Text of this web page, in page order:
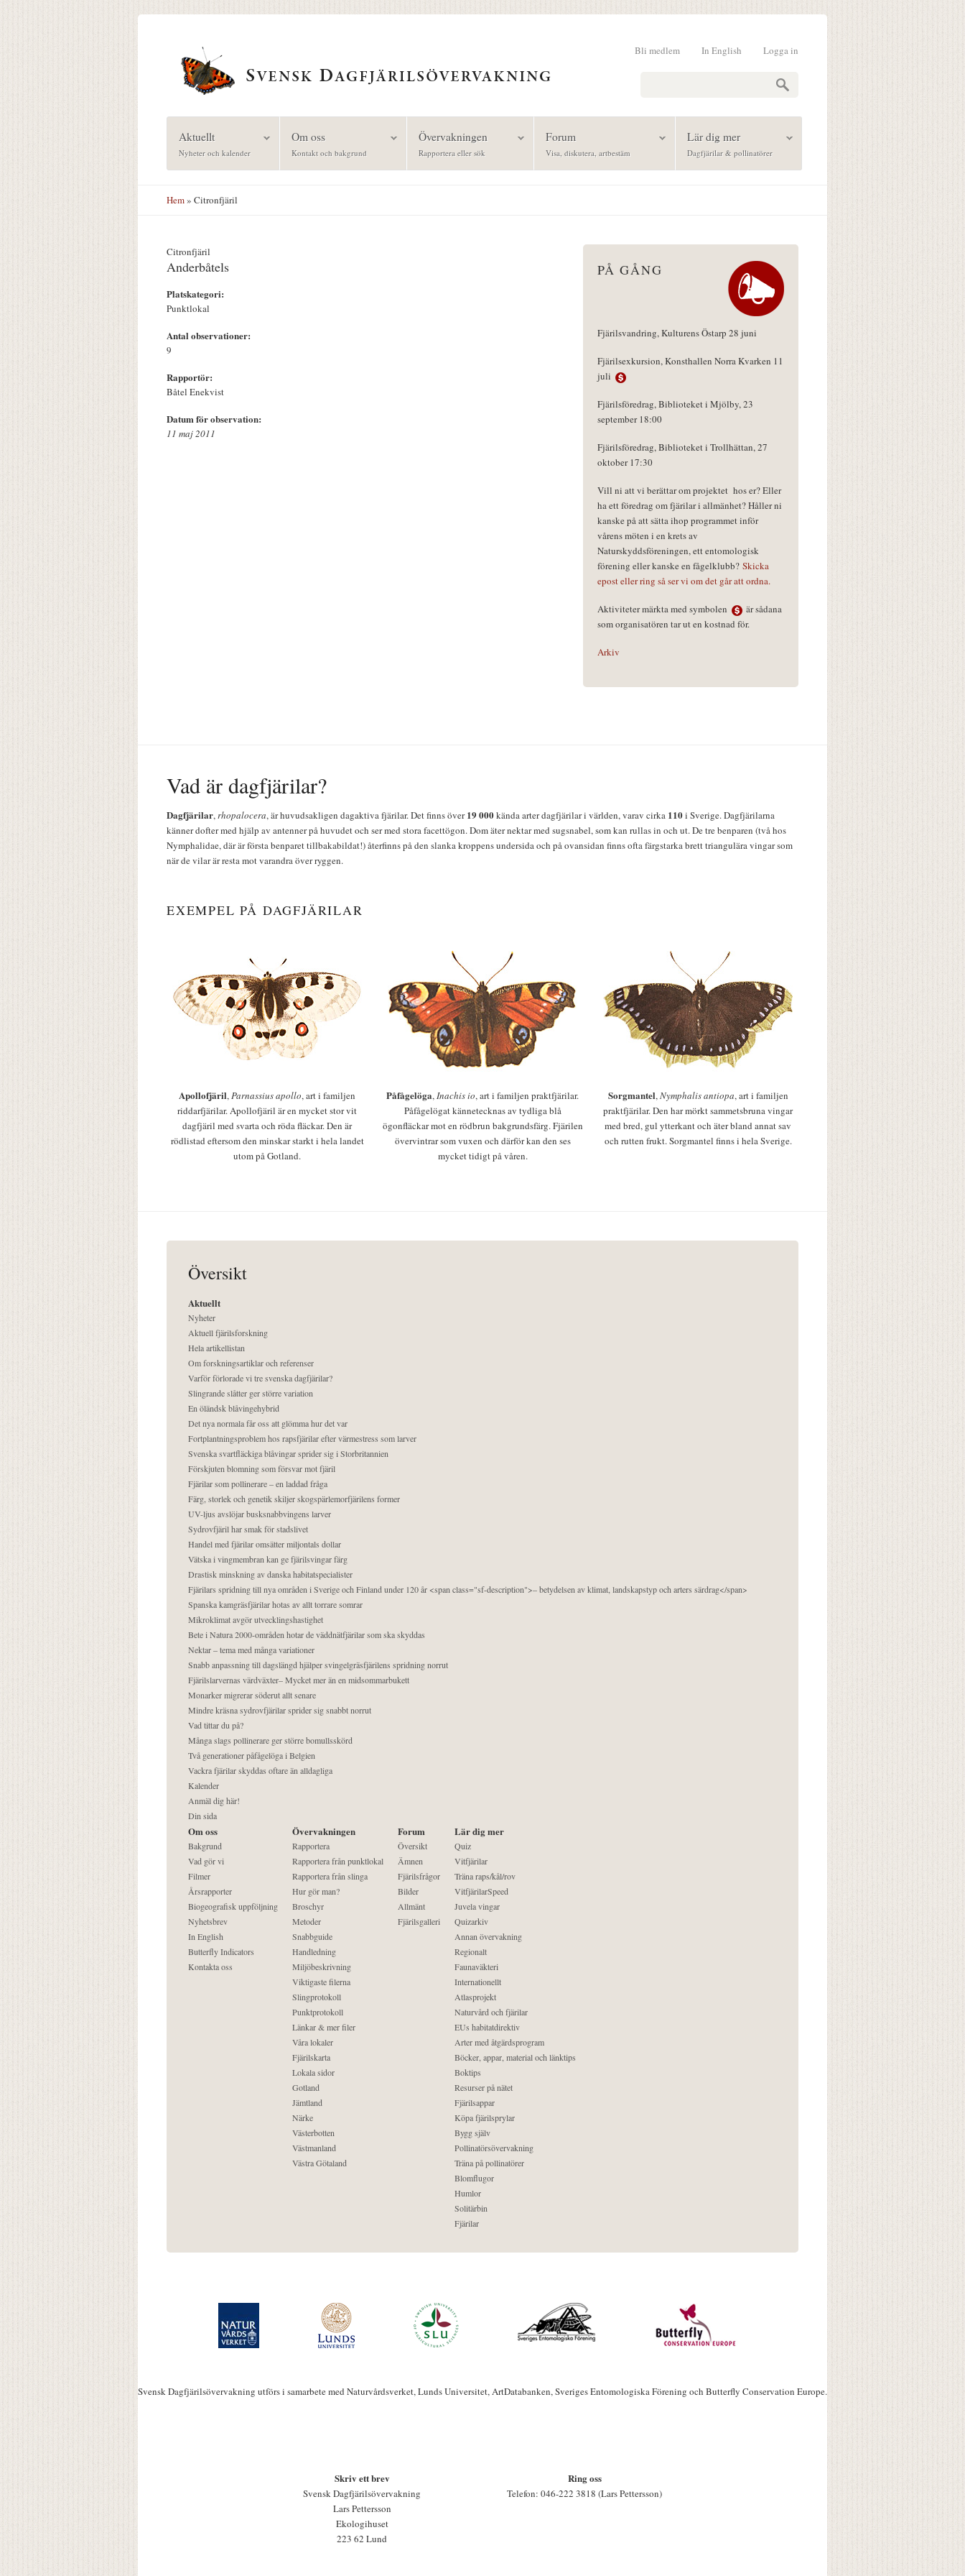
Logga in
In English
Bli medlem
Aktuellt
Nyheter och kalender
Om oss
Kontakt och bakgrund
Övervakningen
Rapportera eller sök
Forum
Visa, diskutera, artbestäm
Lär dig mer
Dagfjärilar & pollinatörer
Hem» Citronfjäril
Citronfjäril
Anderbåtels
Platskategori:
Punktlokal
Antal observationer:
9
Rapportör:
Båtel Enekvist
Datum för observation:
11 maj 2011
PÅ GÅNG
Fjärilsvandring, Kulturens Östarp 28 juni
Fjärilsexkursion, Konsthallen Norra Kvarken 11
juli
Fjärilsföredrag, Biblioteket i Mjölby, 23
september 18:00
Fjärilsföredrag, Biblioteket i Trollhättan, 27
oktober 17:30
Vill ni att vi berättar om projektet hos er? Eller
ha ett föredrag om fjärilar i allmänhet? Håller ni
kanske på att sätta ihop programmet inför
vårens möten i en krets av
Naturskyddsföreningen, ett entomologisk
förening eller kanske en fågelklubb? Skicka
epost eller ring så ser vi om det går att ordna.
Aktiviteter märkta med symbolen
är sådana
som organisatören tar ut en kostnad för.
Arkiv
Vad är dagfjärilar?
Dagfjärilar,rhopalocera, är huvudsakligen dagaktiva fjärilar. Det finns över19 000kända arter dagfjärilar i världen, varav cirka 110i Sverige. Dagfjärilarna
känner dofter med hjälp av antenner på huvudet och ser med stora facettögon. Dom äter nektar med sugsnabel, som kan rullas in och ut. De tre benparen (två hos
Nymphalidae, där är första benparet tillbakabildat!) återfinns på den slanka kroppens undersida och på ovansidan finns ofta färgstarka brett triangulära vingar som
när de vilar är resta mot varandra över ryggen.
EXEMPEL PÅ DAGFJÄRILAR
Apollofjäril,Parnassius apollo, art i familjen
riddarfjärilar. Apollofjäril är en mycket stor vit
dagfjäril med svarta och röda fläckar. Den är
rödlistad eftersom den minskar starkt i hela landet
utom på Gotland.
Påfågelöga,Inachis io, art i familjen praktfjärilar.
Påfågelögat kännetecknas av tydliga blå
ögonfläckar mot en rödbrun bakgrundsfärg. Fjärilen
övervintrar som vuxen och därför kan den ses
mycket tidigt på våren.
Sorgmantel,Nymphalis antiopa, art i familjen
praktfjärilar. Den har mörkt sammetsbruna vingar
med bred, gul ytterkant och äter bland annat sav
och rutten frukt. Sorgmantel finns i hela Sverige.
Översikt
Aktuellt
Nyheter
Aktuell fjärilsforskning
Hela artikellistan
Om forskningsartiklar och referenser
Varför förlorade vi tre svenska dagfjärilar?
Slingrande slåtter ger större variation
En öländsk blåvingehybrid
Det nya normala får oss att glömma hur det var
Fortplantningsproblem hos rapsfjärilar efter värmestress som larver
Svenska svartfläckiga blåvingar sprider sig i Storbritannien
Förskjuten blomning som försvar mot fjäril
Fjärilar som pollinerare – en laddad fråga
Färg, storlek och genetik skiljer skogspärlemorfjärilens former
UV-ljus avslöjar busksnabbvingens larver
Sydrovfjäril har smak för stadslivet
Handel med fjärilar omsätter miljontals dollar
Vätska i vingmembran kan ge fjärilsvingar färg
Drastisk minskning av danska habitatspecialister
Fjärilars spridning till nya områden i Sverige och Finland under 120 år <span class="sf-description">– betydelsen av klimat, landskapstyp och arters särdrag</span>
Spanska kamgräsfjärilar hotas av allt torrare somrar
Mikroklimat avgör utvecklingshastighet
Bete i Natura 2000-områden hotar de väddnätfjärilar som ska skyddas
Nektar – tema med många variationer
Snabb anpassning till dagslängd hjälper svingelgräsfjärilens spridning norrut
Fjärilslarvernas värdväxter– Mycket mer än en midsommarbukett
Monarker migrerar söderut allt senare
Mindre kräsna sydrovfjärilar sprider sig snabbt norrut
Vad tittar du på?
Många slags pollinerare ger större bomullsskörd
Två generationer påfågelöga i Belgien
Vackra fjärilar skyddas oftare än alldagliga
Kalender
Anmäl dig här!
Din sida
Om oss
Bakgrund
Vad gör vi
Filmer
Årsrapporter
Biogeografisk uppföljning
Nyhetsbrev
In English
Butterfly Indicators
Kontakta oss
Övervakningen
Rapportera
Rapportera från punktlokal
Rapportera från slinga
Hur gör man?
Broschyr
Metoder
Snabbguide
Handledning
Miljöbeskrivning
Viktigaste filerna
Slingprotokoll
Punktprotokoll
Länkar & mer filer
Våra lokaler
Fjärilskarta
Lokala sidor
Gotland
Jämtland
Närke
Västerbotten
Västmanland
Västra Götaland
Forum
Översikt
Ämnen
Fjärilsfrågor
Bilder
Allmänt
Fjärilsgalleri
Lär dig mer
Quiz
Vitfjärilar
Träna raps/kål/rov
VitfjärilarSpeed
Juvela vingar
Quizarkiv
Annan övervakning
Regionalt
Faunaväkteri
Internationellt
Atlasprojekt
Naturvård och fjärilar
EUs habitatdirektiv
Arter med åtgärdsprogram
Böcker, appar, material och länktips
Boktips
Resurser på nätet
Fjärilsappar
Köpa fjärilsprylar
Bygg själv
Pollinatörsövervakning
Träna på pollinatörer
Blomflugor
Humlor
Solitärbin
Fjärilar
Svensk Dagfjärilsövervakning utförs i samarbete med Naturvårdsverket, Lunds Universitet, ArtDatabanken, Sveriges Entomologiska Förening och Butterfly Conservation Europe.
Skriv ett brev
Svensk Dagfjärilsövervakning
Lars Pettersson
Ekologihuset
223 62 Lund
Ring oss
Telefon: 046-222 3818 (Lars Pettersson)